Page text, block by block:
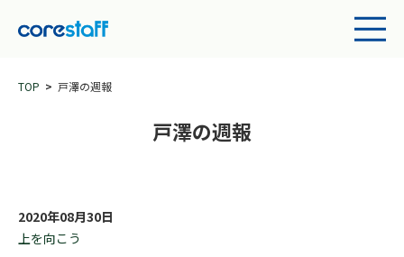
TOP 戸澤の週報
戸澤の週報
2020年08月30日
上を向こう